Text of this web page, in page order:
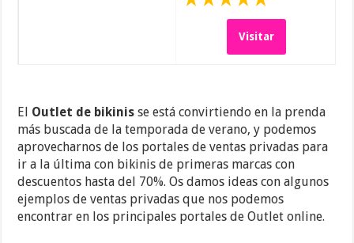
Visitar
El Outlet de bikinis se está convirtiendo en la prenda
más buscada de la temporada de verano, y podemos
aprovecharnos de los portales de ventas privadas para
ir a la última con bikinis de primeras marcas con
descuentos hasta del 70%. Os damos ideas con algunos
ejemplos de ventas privadas que nos podemos
encontrar en los principales portales de Outlet online.